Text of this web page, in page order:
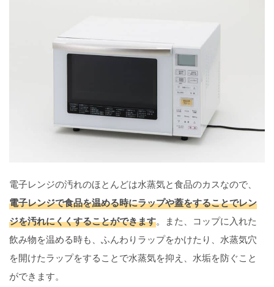
電子レンジの汚れのほとんどは水蒸気と食品のカスなので、
電子レンジで食品を温める時にラップや蓋をすることでレン
ジを汚れにくくすることができます。また、コップに入れた
飲み物を温める時も、ふんわりラップをかけたり、水蒸気穴
を開けたラップをすることで水蒸気を抑え、水垢を防ぐこと
ができます。